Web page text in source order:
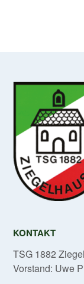
KONTAKT
TSG 1882
Vorstand: Uwe